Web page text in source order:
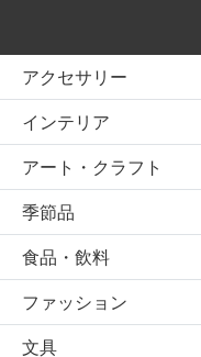
アクセサリー
インテリア
アート・クラフト
季節品
食品・飲料
ファッション
文具